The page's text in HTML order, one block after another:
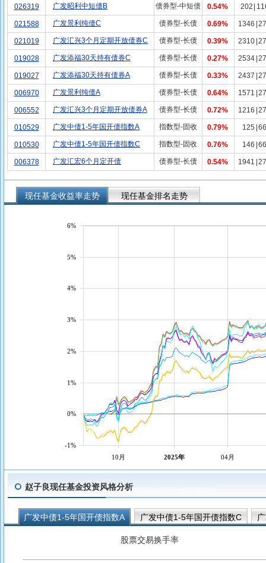
026319 广发昭利中短债B 债券型-中短债 0.54% 202
021588 广发景利纯债C 债券型-长债 0.69% 1346
021019 广发汇兴3个月定期开放债券C 债券型-长债 0.39% 2310
019028 广发添福30天持有债券C 债券型-长债 0.27% 2534
019027 广发添福30天持有债券A 债券型-长债 0.33% 2437
006970 广发景利纯债A 债券型-长债 0.64% 1571
006552 广发汇兴3个月定期开放债券A 债券型-长债 0.72% 1216
010529 广发中债1-5年国开债指数A 指数型-固收 0.79% 125
010530 广发中债1-5年国开债指数C 指数型-固收 0.76% 146
006378 广发汇宏6个月定开债 债券型-长债 0.54% 1941
现任基金收益率走势 现任基金排名走势
10月 2025年 04月
-1%
0%
1%
2%
3%
4%
5%
6%
赵子良现任基金投资风格分析
广发中债1-5年国开债指数A 广发中债1-5年国开债指数C
广发汇兴3个月定期开放债券C
股票交易换手率